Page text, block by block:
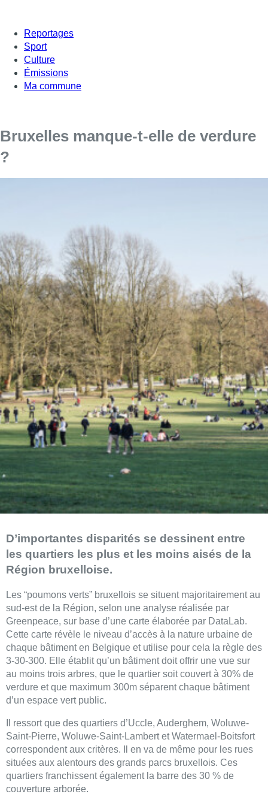
Reportages
Sport
Culture
Émissions
Ma commune
Bruxelles manque-t-elle de verdure
?
D’importantes disparités se dessinent entre
les quartiers les plus et les moins aisés de la
Région bruxelloise.
Les “poumons verts” bruxellois se situent majoritairement au
sud-est de la Région, selon une analyse réalisée par
Greenpeace, sur base d’une carte élaborée par DataLab.
Cette carte révèle le niveau d’accès à la nature urbaine de
chaque bâtiment en Belgique et utilise pour cela la règle des
3-30-300. Elle établit qu’un bâtiment doit offrir une vue sur
au moins trois arbres, que le quartier soit couvert à 30% de
verdure et que maximum 300m séparent chaque bâtiment
d’un espace vert public.
Il ressort que des quartiers d’Uccle, Auderghem, Woluwe-
Saint-Pierre, Woluwe-Saint-Lambert et Watermael-Boitsfort
correspondent aux critères. Il en va de même pour les rues
situées aux alentours des grands parcs bruxellois. Ces
quartiers franchissent également la barre des 30 % de
couverture arborée.